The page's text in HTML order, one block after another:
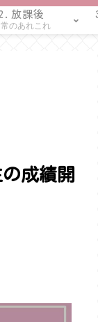
放課後
常のあれこれ
成績開